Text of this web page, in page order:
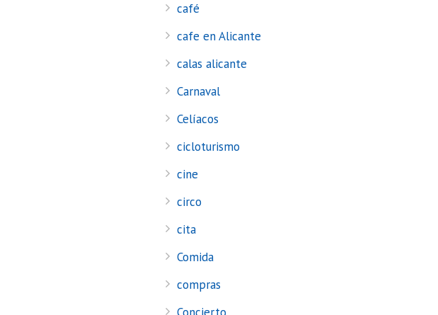
café
cafe en Alicante
calas alicante
Carnaval
Celíacos
cicloturismo
cine
circo
cita
Comida
compras